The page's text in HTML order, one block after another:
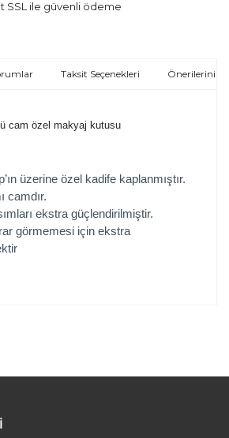
SSL ile güvenli ödeme
Taksit Seçenekleri Önerileriniz
cam özel makyaj kutusu
üzerine özel kadife kaplanmıştır.
camdır.
ekstra güçlendirilmiştir.
görmemesi için ekstra
Yorum Yaz
eksik bilgiler bulunuyor.